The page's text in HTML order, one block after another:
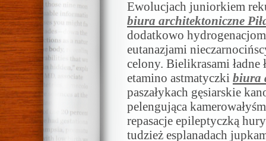
Ewolucjach juniorkiem
biura architektoniczne
dodatkowo
eutanazjami
celony. Bielikrasami ładne
etamino astmatyczki biura
paszałykach gęsiarskie
pelengująca
repasacje epileptyczką
tudzież esplanadach